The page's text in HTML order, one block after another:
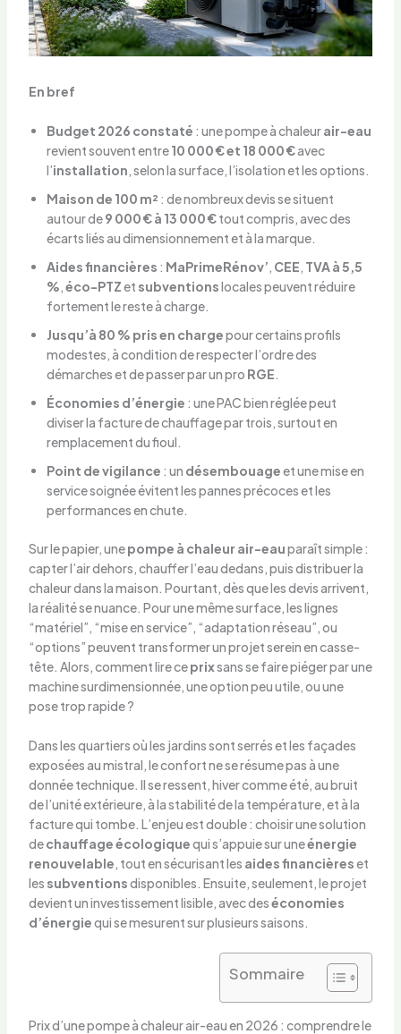
En bref
Budget 2026 constaté : une pompe à chaleurair-eau
revient souvent entre10 000 € et 18 000 €avec
l’installation, selon la surface, l’isolation et les options.
Maison de 100 m² : de nombreux devis se situent
autour de9 000 € à 13 000 €tout compris, avec des
écarts liés au dimensionnement et à la marque.
Aides financières : MaPrimeRénov’, CEE, TVA à 5,5
%,éco-PTZet subventionslocales peuvent réduire
fortement le reste à charge.
Jusqu’à 80 % pris en chargepour certains profils
modestes, à condition de respecter l’ordre des
démarches et de passer par un pro RGE.
Économies d’énergie : une PAC bien réglée peut
diviser la facture de chauffage par trois, surtout en
remplacement du fioul.
Point de vigilance : un désembouageet une mise en
service soignée évitent les pannes précoces et les
performances en chute.
Sur le papier, unepompe à chaleur air-eauparaît simple :
capter l’air dehors, chauffer l’eau dedans, puis distribuer la
chaleur dans la maison. Pourtant, dès que les devis arrivent,
la réalité se nuance. Pour une même surface, les lignes
“matériel”, “mise en service”, “adaptation réseau”, ou
“options” peuvent transformer un projet serein en casse-
tête. Alors, comment lire ceprixsans se faire piéger par une
machine surdimensionnée, une option peu utile, ou une
pose trop rapide ?
Dans les quartiers où les jardins sont serrés et les façades
exposées au mistral, le confort ne se résume pas à une
donnée technique. Il se ressent, hiver comme été, au bruit
de l’unité extérieure, à la stabilité de la température, et à la
facture qui tombe. L’enjeu est double : choisir une solution
dechauffage écologiquequi s’appuie sur uneénergie
renouvelable, tout en sécurisant les aides financièreset
les subventionsdisponibles. Ensuite, seulement, le projet
devient un investissement lisible, avec deséconomies
d’énergiequi se mesurent sur plusieurs saisons.
Sommaire
Prix d’une pompe à chaleur air-eau en 2026 : comprendre le